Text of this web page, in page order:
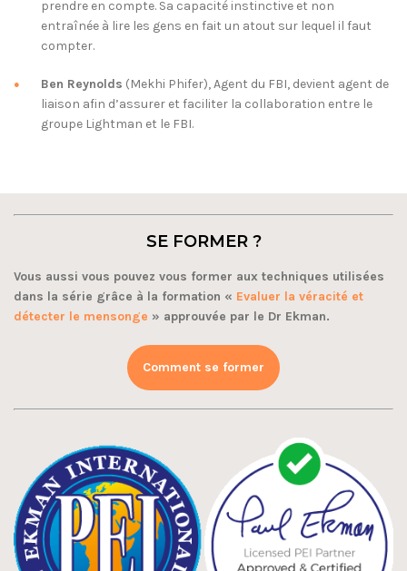
prendre en compte. Sa capacité instinctive et non
entraînée à lire les gens en fait un atout sur lequel il faut
compter.
Ben Reynolds (Mekhi Phifer), Agent du FBI, devient agent de
liaison afin d’assurer et faciliter la collaboration entre le
groupe Lightman et le FBI.
SE FORMER ?
Vous aussi vous pouvez vous former aux techniques utilisées
dans la série grâce à la formation « Evaluer la véracité et
détecter le mensonge » approuvée par le Dr Ekman.
Comment se former